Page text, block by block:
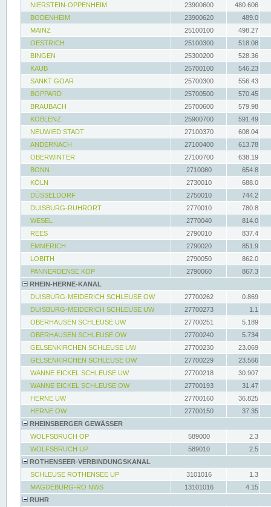
NIERSTEIN-OPPENHEIM
23900600
480.606
BODENHEIM
23900620
489.0
MAINZ
25100100
498.27
OESTRICH
25100300
518.08
BINGEN
25300200
528.36
KAUB
25700100
546.23
SANKT GOAR
25700300
556.43
BOPPARD
25700500
570.45
BRAUBACH
25700600
579.98
KOBLENZ
25900700
591.49
NEUWIED STADT
27100370
608.04
ANDERNACH
27100400
613.78
OBERWINTER
27100700
638.19
BONN
2710080
654.8
KÖLN
2730010
688.0
DÜSSELDORF
2750010
744.2
DUISBURG-RUHRORT
2770010
780.8
WESEL
2770040
814.0
REES
2790010
837.4
EMMERICH
2790020
851.9
LOBITH
2790050
862.0
PANNERDENSE KOP
2790060
867.3
RHEIN-HERNE-KANAL
DUISBURG-MEIDERICH SCHLEUSE OW
27700262
0.869
DUISBURG-MEIDERICH SCHLEUSE UW
27700273
1.1
OBERHAUSEN SCHLEUSE UW
27700251
5.189
OBERHAUSEN SCHLEUSE OW
27700240
5.734
GELSENKIRCHEN SCHLEUSE UW
27700230
23.069
GELSENKIRCHEN SCHLEUSE OW
27700229
23.566
WANNE EICKEL SCHLEUSE UW
27700218
30.907
WANNE EICKEL SCHLEUSE OW
27700193
31.47
HERNE UW
27700160
36.825
HERNE OW
27700150
37.35
RHEINSBERGER GEWÄSSER
WOLFSBRUCH OP
589000
2.3
WOLFSBRUCH UP
589010
2.5
ROTHENSEER-VERBINDUNGSKANAL
SCHLEUSE ROTHENSEE UP
3101016
1.3
MAGDEBURG-RO NWS
13101016
4.15
RUHR